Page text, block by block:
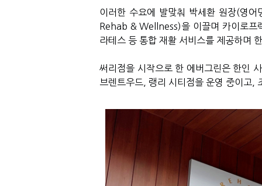
이러한 수요에 발맞춰 박세환 원장(영어
Rehab & Wellness)을 이끌며 카이로프
라테스 등 통합 재활 서비스를 제공하며
써리점을 시작으로 한 에버그린은 한인
브렌트우드
랭리 시티점을 운영 중이고